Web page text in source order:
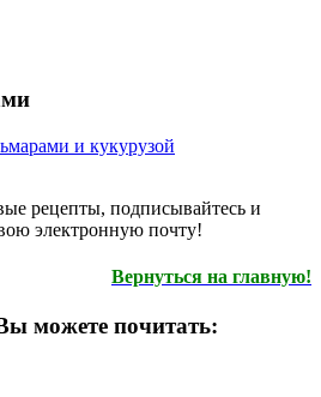
и кукурузой
рецепты, подписывайтесь и
электронную почту!
Вернуться на главную!
можете почитать: